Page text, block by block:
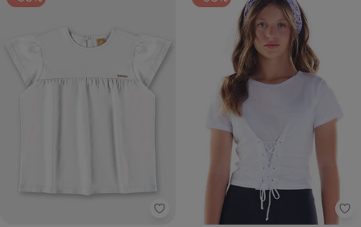
Up Baby - Bata Básica em